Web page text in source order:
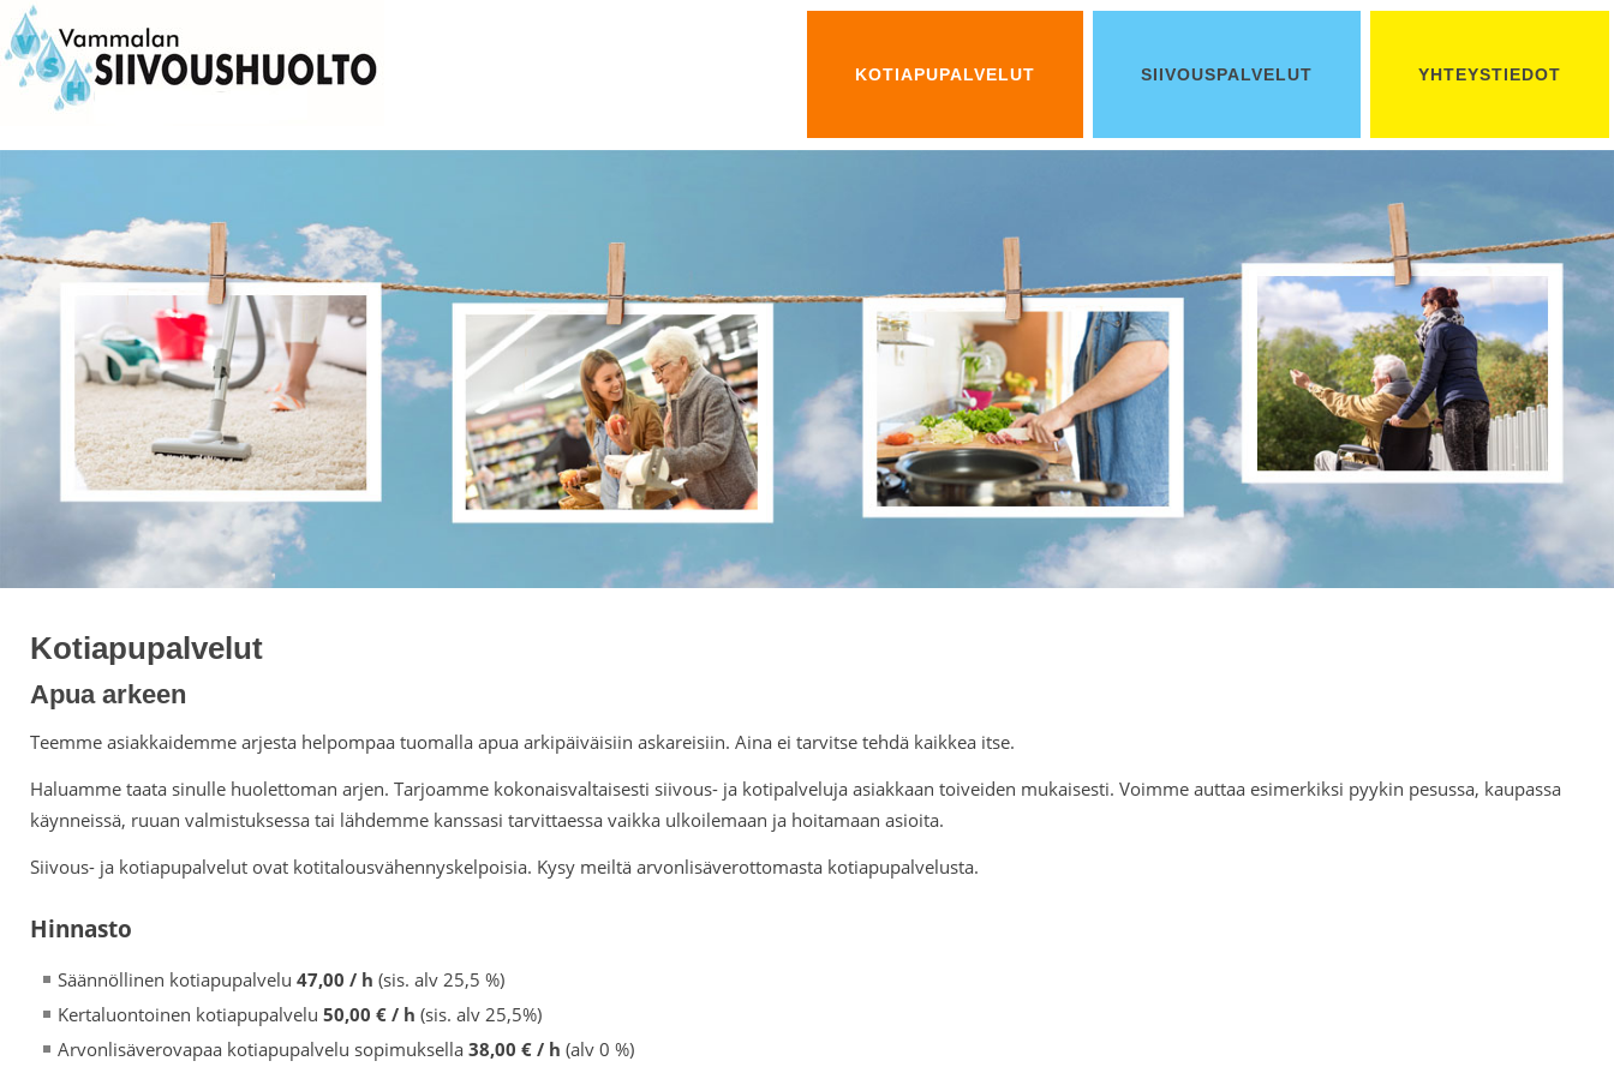
KOTIAPUPALVELUT SIIVOUSPALVELUT YHTEYSTIEDOT
Kotiapupalvelut
Apua arkeen
Teemme asiakkaidemme arjesta helpompaa tuomalla apua arkipäiväisiin askareisiin. Aina ei tarvitse tehdä kaikkea itse.
Haluamme taata sinulle huolettoman arjen. Tarjoamme kokonaisvaltaisesti siivous- ja kotipalveluja asiakkaan toiveiden mukaisesti. Voimme auttaa esimerkiksi pyykin pesussa, kaupassa
käynneissä, ruuan valmistuksessa tai lähdemme kanssasi tarvittaessa vaikka ulkoilemaan ja hoitamaan asioita.
Siivous- ja kotiapupalvelut ovat kotitalousvähennyskelpoisia. Kysy meiltä arvonlisäverottomasta kotiapupalvelusta.
Hinnasto
Säännöllinen kotiapupalvelu 47,00 / h (sis. alv 25,5 %)
Kertaluontoinen kotiapupalvelu 50,00 € / h (sis. alv 25,5%)
Arvonlisäverovapaa kotiapupalvelu sopimuksella 38,00 € / h (alv 0 %)